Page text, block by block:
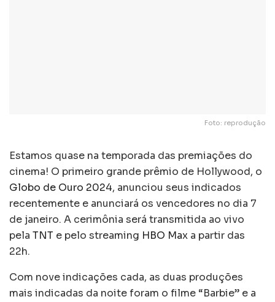
Foto: reprodução
Estamos quase na temporada das premiações do
cinema! O primeiro grande prêmio de Hollywood, o
Globo de Ouro 2024, anunciou seus indicados
recentemente e anunciará os vencedores no dia 7
de janeiro. A cerimônia será transmitida ao vivo
pela TNT e pelo streaming HBO Max a partir das
22h.
Com nove indicações cada, as duas produções
mais indicadas da noite foram o filme “Barbie” e a